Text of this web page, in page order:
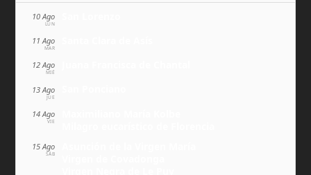
10 Ago
LUN
11 Ago
MAR
12 Ago
MIÉ
13 Ago
JUE
14 Ago
VIE
15 Ago
SÁB